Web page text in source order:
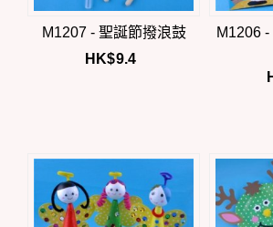
M1207 - 聖誕節撥浪鼓
HK$9.4
M1206